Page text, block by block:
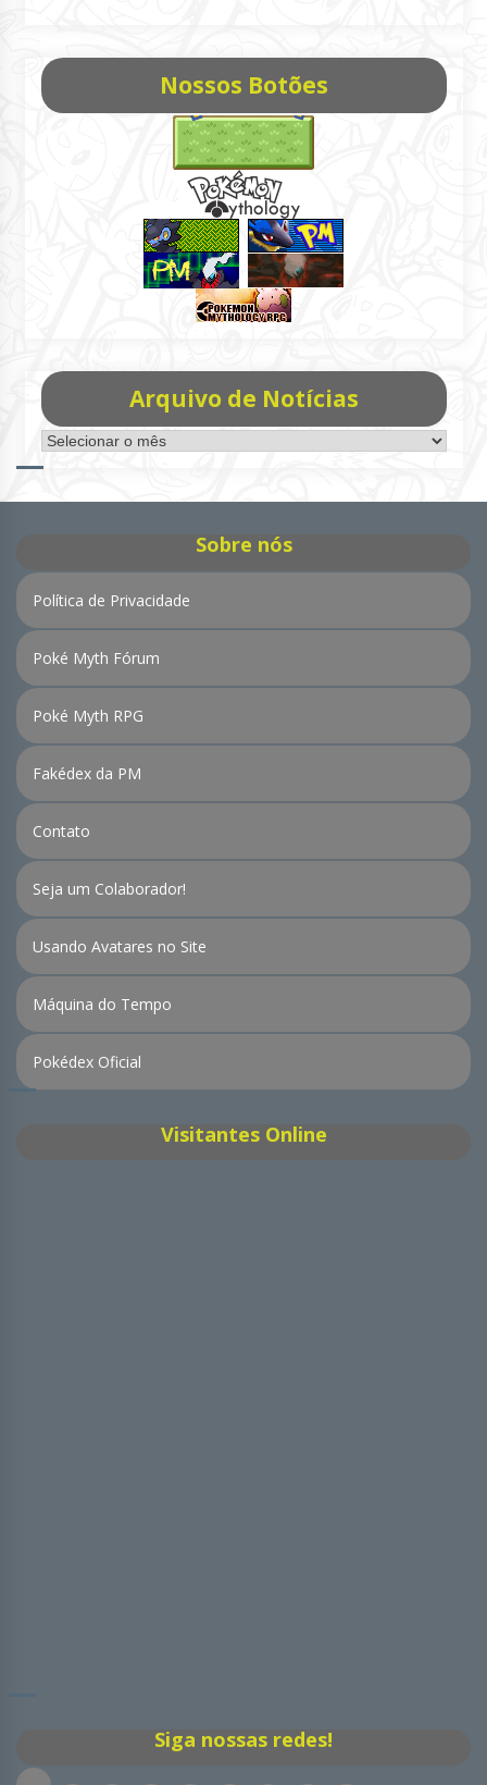
Nossos Botões
Arquivo de Notícias
Arquivo
de
Sobre nós
Política de Privacidade
Poké Myth Fórum
Poké Myth RPG
Fakédex da PM
Contato
Seja um Colaborador!
Usando Avatares no Site
Máquina do Tempo
Pokédex Oficial
Visitantes Online
Siga nossas redes!